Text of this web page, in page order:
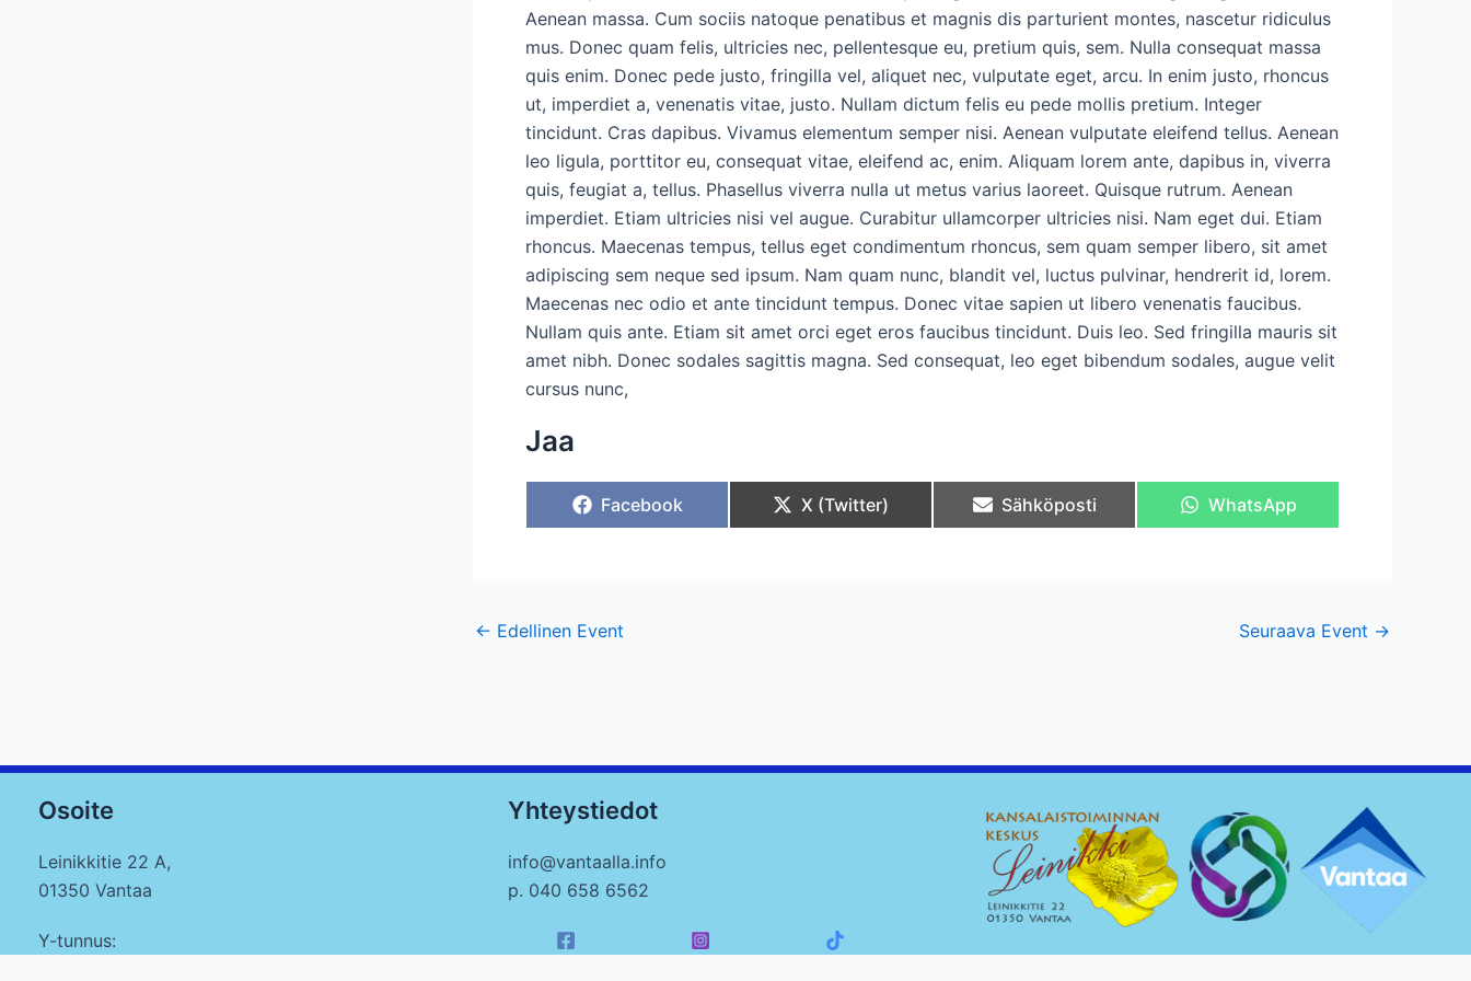
Aenean massa. Cum sociis natoque penatibus et magnis dis parturient montes, nascetur ridiculus
mus. Donec quam felis, ultricies nec, pellentesque eu, pretium quis, sem. Nulla consequat massa
quis enim. Donec pede justo, fringilla vel, aliquet nec, vulputate eget, arcu. In enim justo, rhoncus
ut, imperdiet a, venenatis vitae, justo. Nullam dictum felis eu pede mollis pretium. Integer
tincidunt. Cras dapibus. Vivamus elementum semper nisi. Aenean vulputate eleifend tellus. Aenean
leo ligula, porttitor eu, consequat vitae, eleifend ac, enim. Aliquam lorem ante, dapibus in, viverra
quis, feugiat a, tellus. Phasellus viverra nulla ut metus varius laoreet. Quisque rutrum. Aenean
imperdiet. Etiam ultricies nisi vel augue. Curabitur ullamcorper ultricies nisi. Nam eget dui. Etiam
rhoncus. Maecenas tempus, tellus eget condimentum rhoncus, sem quam semper libero, sit amet
adipiscing sem neque sed ipsum. Nam quam nunc, blandit vel, luctus pulvinar, hendrerit id, lorem.
Maecenas nec odio et ante tincidunt tempus. Donec vitae sapien ut libero venenatis faucibus.
Nullam quis ante. Etiam sit amet orci eget eros faucibus tincidunt. Duis leo. Sed fringilla mauris sit
amet nibh. Donec sodales sagittis magna. Sed consequat, leo eget bibendum sodales, augue velit
cursus nunc,
Jaa
Share
Facebook
Share
X (Twitter)
Share
Sähköposti
Share
WhatsApp
Post
← Edellinen Event Seuraava Event →
Osoite
Leinikkitie 22 A,
01350 Vantaa
Y-tunnus:
Yhteystiedot
info@vantaalla.info
p. 040 658 6562